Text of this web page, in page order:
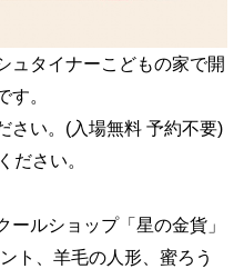
ュタイナーこどもの家で開
す。
さい。(入場無料 予約不要)
ださい。
ールショップ「星の金貨」
ト、羊毛の人形、蜜ろう